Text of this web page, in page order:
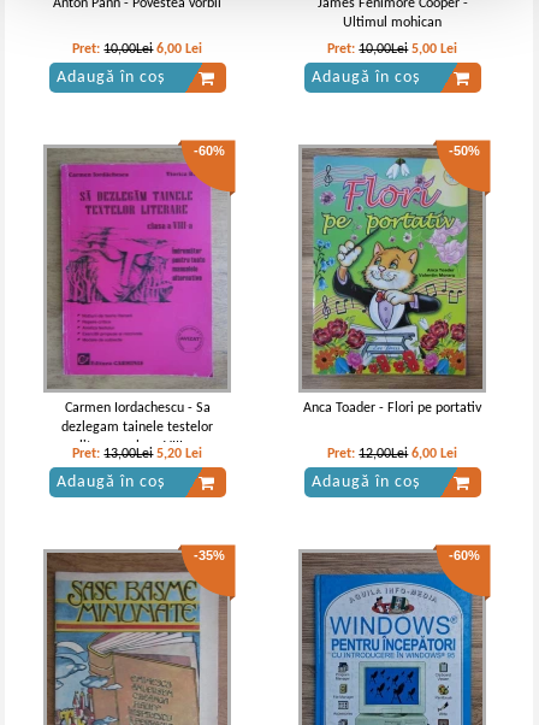
Anton Pann - Povestea vorbii
Pret:10,00Lei 6,00 Lei
Adaugă în coș
James Fenimore Cooper -
Ultimul mohican
Pret:10,00Lei 5,00 Lei
Adaugă în coș
-60%
Carmen Iordachescu - Sa
dezlegam tainele testelor
literare, clasa VIII-a
Pret:13,00Lei 5,20 Lei
Adaugă în coș
-50%
Anca Toader - Flori pe portativ
Pret:12,00Lei 6,00 Lei
Adaugă în coș
-35% -60%